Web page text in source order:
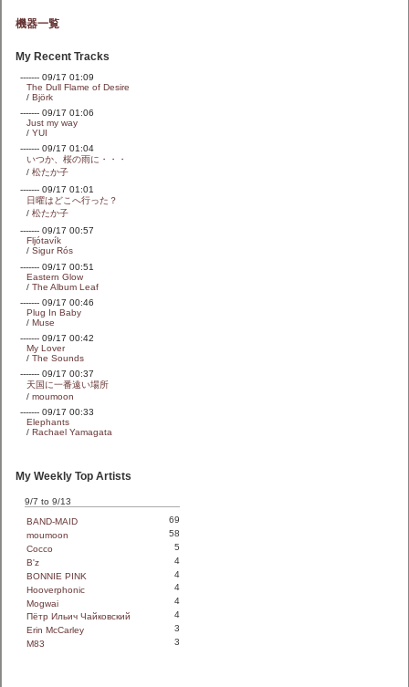
機器一覧
My Recent Tracks
------- 09/17 01:09
The Dull Flame of Desire
/ Björk
------- 09/17 01:06
Just my way
/ YUI
------- 09/17 01:04
いつか、桜の雨に・・・
/ 松たか子
------- 09/17 01:01
日曜はどこへ行った？
/ 松たか子
------- 09/17 00:57
Fljótavík
/ Sigur Rós
------- 09/17 00:51
Eastern Glow
/ The Album Leaf
------- 09/17 00:46
Plug In Baby
/ Muse
------- 09/17 00:42
My Lover
/ The Sounds
------- 09/17 00:37
天国に一番遠い場所
/ moumoon
------- 09/17 00:33
Elephants
/ Rachael Yamagata
My Weekly Top Artists
9/7 to 9/13
BAND-MAID
69
moumoon
58
Cocco
5
B'z
4
BONNIE PINK
4
Hooverphonic
4
Mogwai
4
Пётр Ильич Чайковский
4
Erin McCarley
3
M83
3